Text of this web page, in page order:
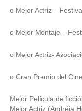
o Mejor Actriz –
o Mejor Montaje –
o Mejor Actriz-
o Gran Premio del
Mejor Película de
Mejor Actriz (Andréia